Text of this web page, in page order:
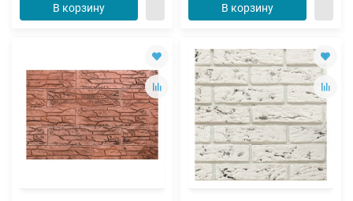
В корзину В корзину